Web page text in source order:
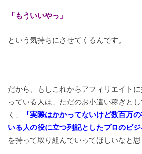
「もういいやっ」
という気持ちにさせてくるんです。
だから、もしこれからアフィリエイト
っている人は、ただのお小遣い稼ぎと
く、
「実際はかかってないけど数百万
いる人の役に立つ列記としたプロのビジ
を持って取り組んでいってほしいなと思